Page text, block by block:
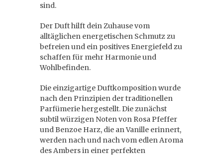
sind.
Der Duft hilft dein Zuhause vom
alltäglichen energetischen Schmutz zu
befreien und ein positives Energiefeld zu
schaffen für mehr Harmonie und
Wohlbefinden.
Die einzigartige Duftkomposition wurde
nach den Prinzipien der traditionellen
Parfümerie hergestellt. Die zunächst
subtil würzigen Noten von Rosa Pfeffer
und Benzoe Harz, die an Vanille erinnert,
werden nach und nach vom edlen Aroma
des Ambers in einer perfekten